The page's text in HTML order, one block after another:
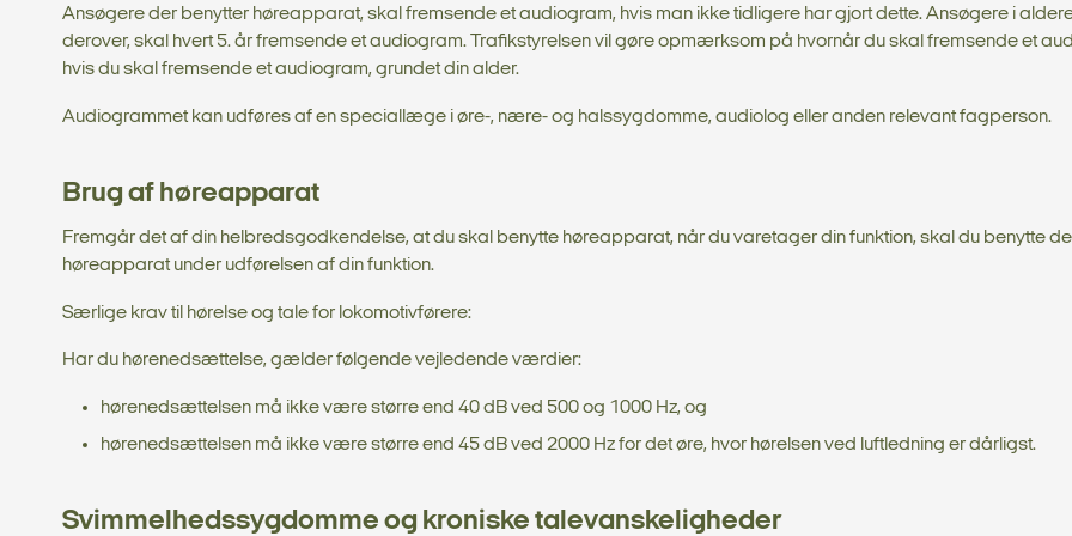
Ansøgere der benytter høreapparat, skal fremsende et audiogram, hvis man ikke tidligere har gjort dette. Ansøgere i
derover, skal hvert 5. år fremsende et audiogram. Trafikstyrelsen vil gøre opmærksom på hvornår du skal fremsende et
hvis du skal fremsende et audiogram, grundet din alder.
Audiogrammet kan udføres af en speciallæge i øre-, nære- og halssygdomme, audiolog eller anden relevant fagperson.
Brug af høreapparat
Fremgår det af din helbredsgodkendelse, at du skal benytte høreapparat, når du varetager din funktion, skal du benytte
høreapparat under udførelsen af din funktion.
Særlige krav til hørelse og tale for lokomotivførere:
Har du hørenedsættelse, gælder følgende vejledende værdier:
hørenedsættelsen må ikke være større end 40 dB ved 500 og 1000 Hz, og
hørenedsættelsen må ikke være større end 45 dB ved 2000 Hz for det øre, hvor hørelsen ved luftledning er dårligst.
Svimmelhedssygdomme og kroniske talevanskeligheder